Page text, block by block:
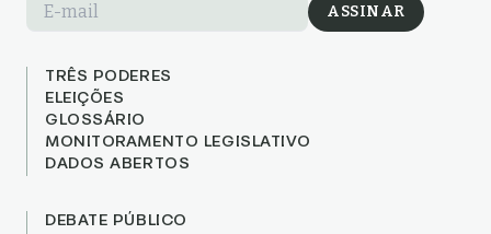
E-mail ASSINAR
TRÊS PODERES
ELEIÇÕES
GLOSSÁRIO
MONITORAMENTO LEGISLATIVO
DADOS ABERTOS
DEBATE PÚBLICO